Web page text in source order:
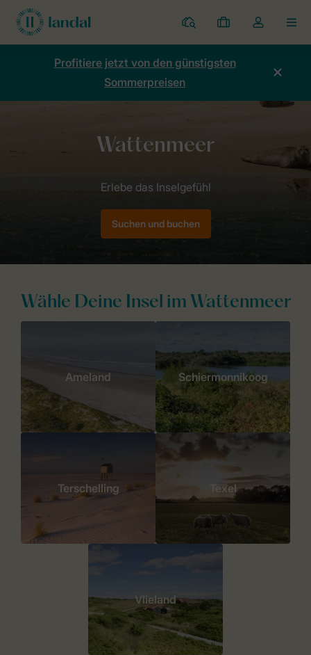
Ferienparks
Meine
Buchungen
Dropdown-
Menü
Kontos
Profitiere jetzt von den günstigsten
Sommerpreisen
Suchen und buchen
Wähle Deine Insel im Wattenmeer
Ameland Schiermonnikoog
Terschelling Texel
Vlieland